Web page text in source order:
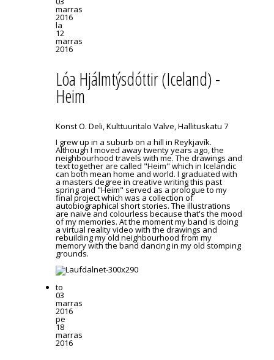
marras
2016
la
12
marras
2016
Lóa Hjálmtýsdóttir (Iceland) -
Heim
Konst O. Deli, Kulttuuritalo Valve, Hallituskatu 7
I grew up in a suburb on a hill in Reykjavík.
Although I moved away twenty years ago, the
neighbourhood travels with me. The drawings and
text together are called "Heim" which in Icelandic
can both mean home and world. I graduated with
a masters degree in creative writing this past
spring and "Heim" served as a prologue to my
final project which was a collection of
autobiographical short stories. The illustrations
are naive and colourless because that's the mood
of my memories. At the moment my band is doing
a virtual reality video with the drawings and
rebuilding my old neighbourhood from my
memory with the band dancing in my old stomping
grounds.
to
03
marras
2016
pe
18
marras
2016